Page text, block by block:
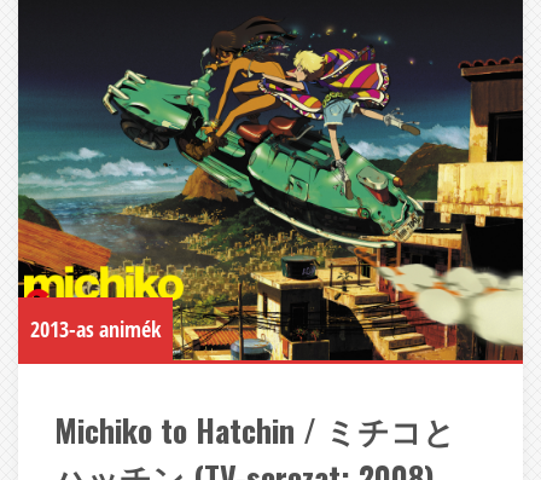
2013-as animék
Michiko to Hatchin / ミチコと